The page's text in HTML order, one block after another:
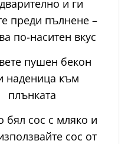
и ги
преди пълнене –
по-наситен вкус
пушен бекон
наденица към
плънката
бял сос с мляко и
сос от